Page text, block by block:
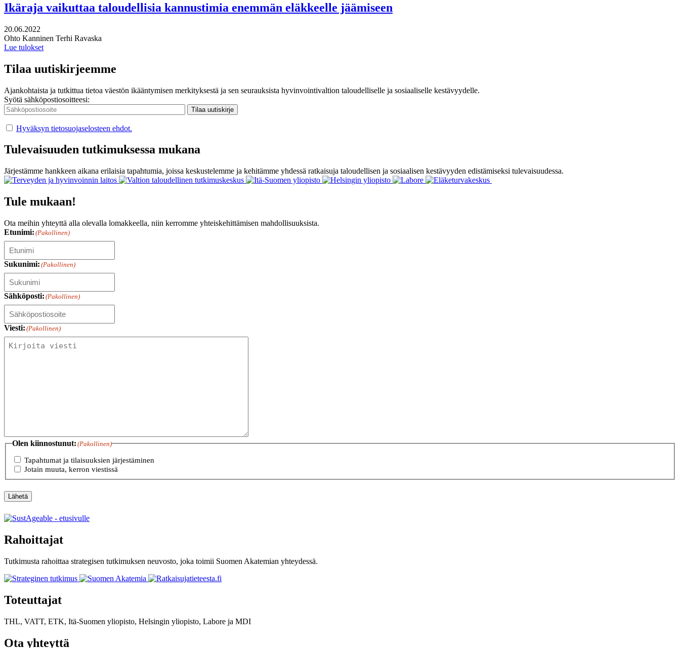
Ikäraja vaikuttaa taloudellisia kannustimia enemmän eläkkeelle jäämiseen
Julkaistu:
20.06.2022
Kirjoittajat:
Ohto Kanninen Terhi Ravaska
Lue tulokset
Tilaa uutiskirjeemme
Ajankohtaista ja tutkittua tietoa väestön ikääntymisen merkityksestä ja sen seurauksista hyvinvointivaltion taloudelliselle ja sosiaaliselle kestävyydelle.
Syötä sähköpostiosoitteesi:
Hyväksyn tietosuojaselosteen ehdot.
Tulevaisuuden tutkimuksessa mukana
Järjestämme hankkeen aikana erilaisia tapahtumia, joissa keskustelemme ja kehitämme yhdessä ratkaisuja taloudellisen ja sosiaalisen kestävyyden edistämiseksi tulevaisuudessa.
Tule mukaan!
Ota meihin yhteyttä alla olevalla lomakkeella, niin kerromme yhteiskehittämisen mahdollisuuksista.
Etunimi: (Pakollinen)
Sukunimi: (Pakollinen)
Sähköposti: (Pakollinen)
Viesti: (Pakollinen)
Olen kiinnostunut: (Pakollinen)
Tapahtumat ja tilaisuuksien järjestäminen
Jotain muuta, kerron viestissä
Lähetä
Rahoittajat
Tutkimusta rahoittaa strategisen tutkimuksen neuvosto, joka toimii Suomen Akatemian yhteydessä.
Toteuttajat
THL, VATT, ETK, Itä-Suomen yliopisto, Helsingin yliopisto, Labore ja MDI
Ota yhteyttä